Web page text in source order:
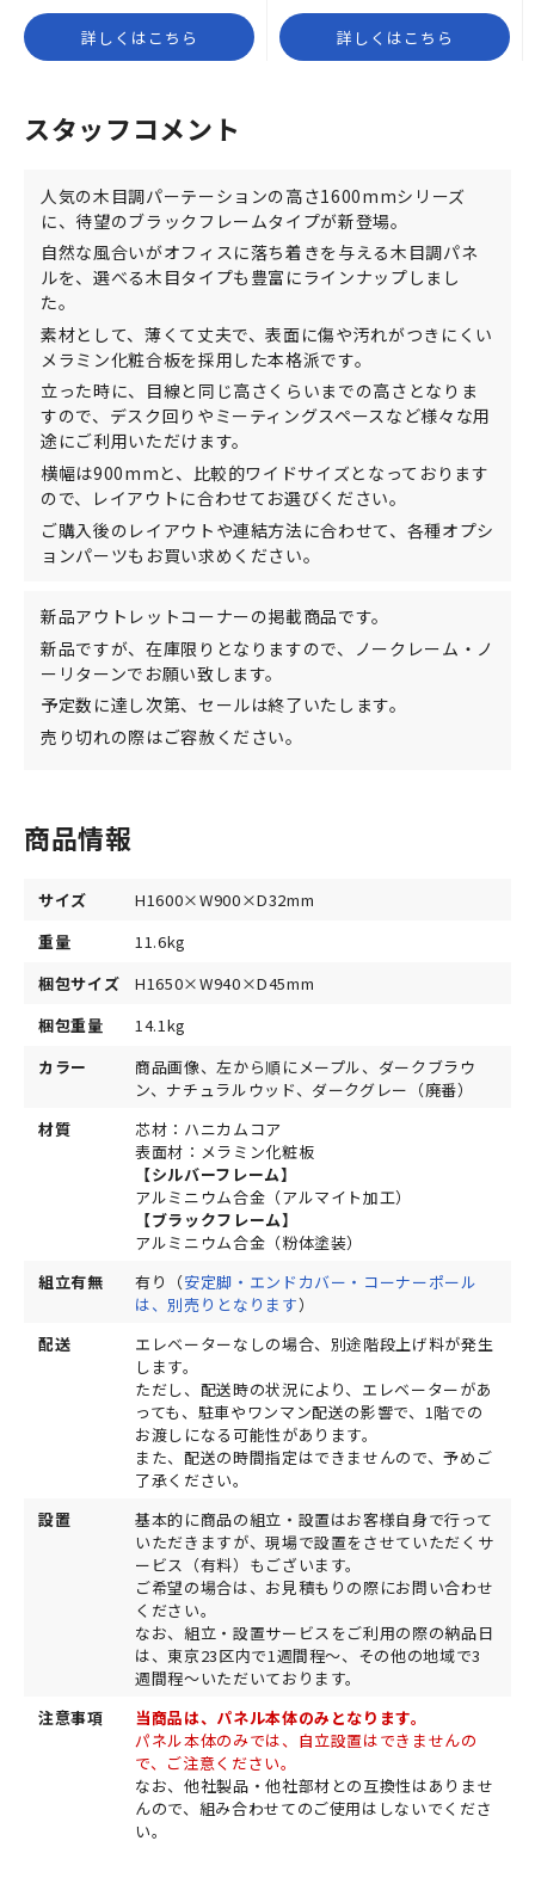
詳しくはこちら 詳しくはこちら
スタッフコメント
人気の木目調パーテーションの高さ1600mmシリーズ
に、待望のブラックフレームタイプが新登場。
自然な風合いがオフィスに落ち着きを与える木目調パネ
ルを、選べる木目タイプも豊富にラインナップしまし
た。
素材として、薄くて丈夫で、表面に傷や汚れがつきにくい
メラミン化粧合板を採用した本格派です。
立った時に、目線と同じ高さくらいまでの高さとなりま
すので、デスク回りやミーティングスペースなど様々な用
途にご利用いただけます。
横幅は900mmと、比較的ワイドサイズとなっております
ので、レイアウトに合わせてお選びください。
ご購入後のレイアウトや連結方法に合わせて、各種オプシ
ョンパーツもお買い求めください。
新品アウトレットコーナーの掲載商品です。
新品ですが、在庫限りとなりますので、ノークレーム・ノ
ーリターンでお願い致します。
予定数に達し次第、セールは終了いたします。
売り切れの際はご容赦ください。
商品情報
サイズ
H1600×W900×D32mm
重量
11.6kg
梱包サイズ
H1650×W940×D45mm
梱包重量
14.1kg
カラー
商品画像、左から順にメープル、ダークブラウ
ン、ナチュラルウッド、ダークグレー（廃番）
材質
芯材：ハニカムコア
表面材：メラミン化粧板
【シルバーフレーム】
アルミニウム合金（アルマイト加工）
【ブラックフレーム】
アルミニウム合金（粉体塗装）
組立有無
有り（安定脚・エンドカバー・コーナーポール
は、別売りとなります）
配送
エレベーターなしの場合、別途階段上げ料が発生
します。
ただし、配送時の状況により、エレベーターがあ
っても、駐車やワンマン配送の影響で、1階での
お渡しになる可能性があります。
また、配送の時間指定はできませんので、予めご
了承ください。
設置
基本的に商品の組立・設置はお客様自身で行って
いただきますが、現場で設置をさせていただくサ
ービス（有料）もございます。
ご希望の場合は、お見積もりの際にお問い合わせ
ください。
なお、組立・設置サービスをご利用の際の納品日
は、東京23区内で1週間程～、その他の地域で3
週間程～いただいております。
注意事項
当商品は、パネル本体のみとなります。
パネル本体のみでは、 自立設置はできませんの
で、ご注意ください。
なお、他社製品・他社部材との互換性はありませ
んので、組み合わせてのご使用はしないでくださ
い。